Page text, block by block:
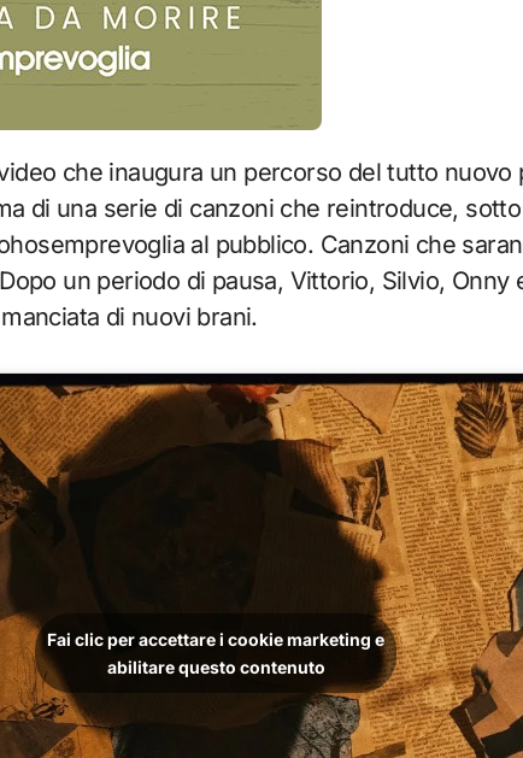
che inaugura un percorso del tutto nuovo
di una serie di canzoni che reintroduce,
al pubblico. Canzoni che
un periodo di pausa, Vittorio, Silvio, Onny
di nuovi brani.
Fai clic per accettare i cookie marketing e
abilitare questo contenuto